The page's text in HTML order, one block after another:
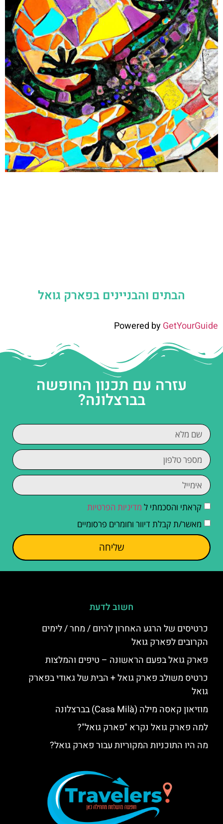
הבתים והבניינים בפארק גואל
Powered byGetYourGuide
עזרה עם תכנון החופשה
בברצלונה?
קראתי והסכמתי ל מדיניות הפרטיות
מאשר/ת קבלת דיוור וחומרים פרסומיים
שליחה
חשוב לדעת
כרטיסים של הרגע האחרון להיום / מחר / לימים
הקרובים לפארק גואל
פארק גואל בפעם הראשונה – טיפים והמלצות
כרטיס משולב פארק גואל + הבית של גאודי בפארק
גואל
מוזיאון קאסה מילה (Casa Milà) בברצלונה
למה פארק גואל נקרא "פארק גואל"?
מה היו התוכניות המקוריות עבור פארק גואל?